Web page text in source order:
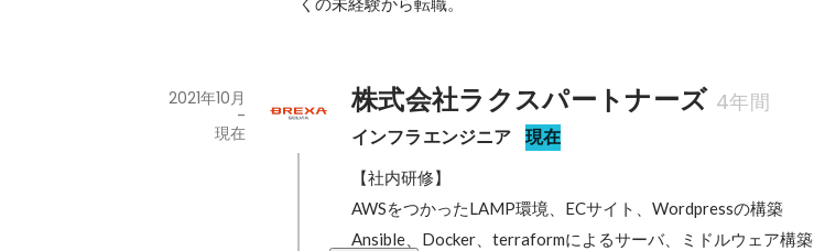
株式会社ラクスパートナーズ 4年間
インフラエンジニア 現在
2021年10月
-
現在
【社内研修】
AWSをつかったLAMP環境、ECサイト、Wordpressの構築
Ansible、Docker、terraformによるサーバ、ミドルウェア構築